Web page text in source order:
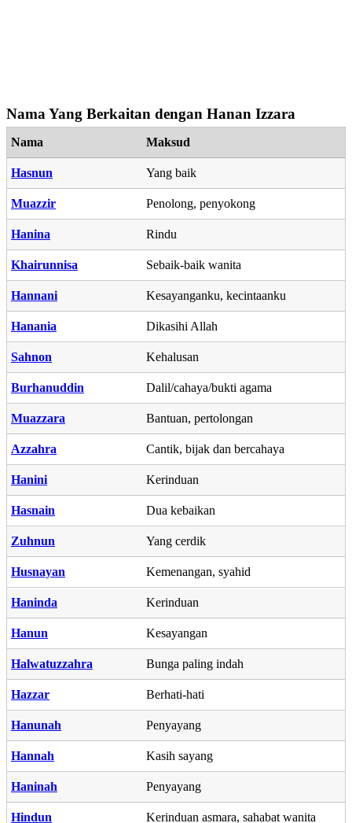
Nama Yang Berkaitan dengan Hanan Izzara
Nama Maksud
Hasnun Yang baik
Muazzir Penolong, penyokong
Hanina Rindu
Khairunnisa Sebaik-baik wanita
Hannani Kesayanganku, kecintaanku
Hanania Dikasihi Allah
Sahnon Kehalusan
Burhanuddin Dalil/cahaya/bukti agama
Muazzara Bantuan, pertolongan
Azzahra Cantik, bijak dan bercahaya
Hanini Kerinduan
Hasnain Dua kebaikan
Zuhnun Yang cerdik
Husnayan Kemenangan, syahid
Haninda Kerinduan
Hanun Kesayangan
Halwatuzzahra Bunga paling indah
Hazzar Berhati-hati
Hanunah Penyayang
Hannah Kasih sayang
Haninah Penyayang
Hindun Kerinduan asmara, sahabat wanita